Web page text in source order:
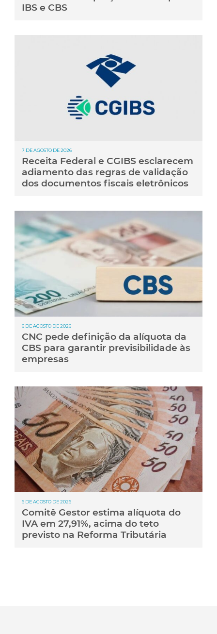
IBS e CBS
7 DE AGOSTO DE 2026
Receita Federal e CGIBS esclarecem
adiamento das regras de validação
dos documentos fiscais eletrônicos
6 DE AGOSTO DE 2026
CNC pede definição da alíquota da
CBS para garantir previsibilidade às
empresas
6 DE AGOSTO DE 2026
Comitê Gestor estima alíquota do
IVA em 27,91%, acima do teto
previsto na Reforma Tributária